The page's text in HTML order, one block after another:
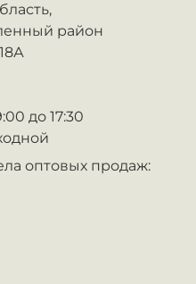
район
до 17:30
оптовых продаж: